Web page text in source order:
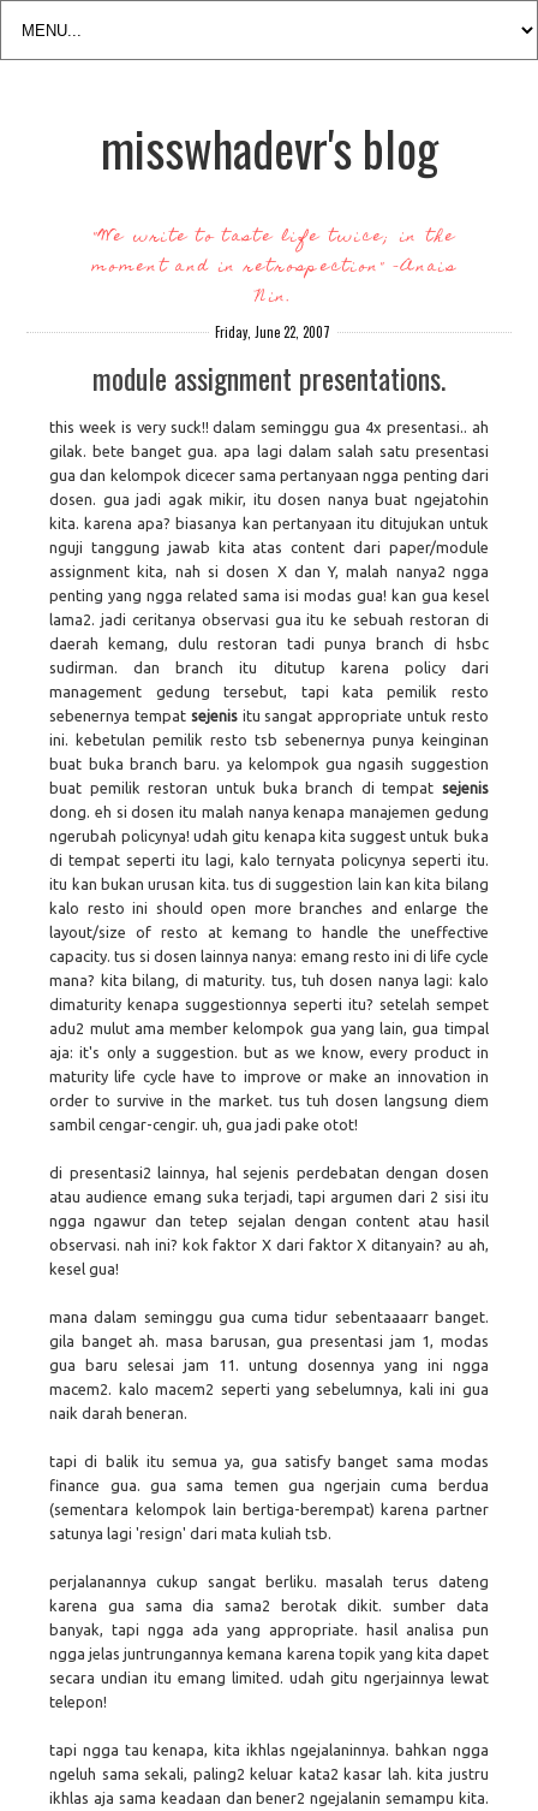
misswhadevr's blog
"We write to taste life twice; in the
moment and in retrospection" -Anais
Nin.
Friday, June 22, 2007
module assignment presentations.
this week is very suck!! dalam seminggu gua 4x presentasi.. ah
gilak. bete banget gua. apa lagi dalam salah satu presentasi
gua dan kelompok dicecer sama pertanyaan ngga penting dari
dosen. gua jadi agak mikir, itu dosen nanya buat ngejatohin
kita. karena apa? biasanya kan pertanyaan itu ditujukan untuk
nguji tanggung jawab kita atas content dari paper/module
assignment kita, nah si dosen X dan Y, malah nanya2 ngga
penting yang ngga related sama isi modas gua! kan gua kesel
lama2. jadi ceritanya observasi gua itu ke sebuah restoran di
daerah kemang, dulu restoran tadi punya branch di hsbc
sudirman. dan branch itu ditutup karena policy dari
management gedung tersebut, tapi kata pemilik resto
sebenernya tempat sejenisitu sangat appropriate untuk resto
ini. kebetulan pemilik resto tsb sebenernya punya keinginan
buat buka branch baru. ya kelompok gua ngasih suggestion
buat pemilik restoran untuk buka branch di tempat sejenis
dong. eh si dosen itu malah nanya kenapa manajemen gedung
ngerubah policynya! udah gitu kenapa kita suggest untuk buka
di tempat seperti itu lagi, kalo ternyata policynya seperti itu.
itu kan bukan urusan kita. tus di suggestion lain kan kita bilang
kalo resto ini should open more branches and enlarge the
layout/size of resto at kemang to handle the uneffective
capacity. tus si dosen lainnya nanya: emang resto ini di life cycle
mana? kita bilang, di maturity. tus, tuh dosen nanya lagi: kalo
dimaturity kenapa suggestionnya seperti itu? setelah sempet
adu2 mulut ama member kelompok gua yang lain, gua timpal
aja: it's only a suggestion. but as we know, every product in
maturity life cycle have to improve or make an innovation in
order to survive in the market. tus tuh dosen langsung diem
sambil cengar-cengir. uh, gua jadi pake otot!
di presentasi2 lainnya, hal sejenis perdebatan dengan dosen
atau audience emang suka terjadi, tapi argumen dari 2 sisi itu
ngga ngawur dan tetep sejalan dengan content atau hasil
observasi. nah ini? kok faktor X dari faktor X ditanyain? au ah,
kesel gua!
mana dalam seminggu gua cuma tidur sebentaaaarr banget.
gila banget ah. masa barusan, gua presentasi jam 1, modas
gua baru selesai jam 11. untung dosennya yang ini ngga
macem2. kalo macem2 seperti yang sebelumnya, kali ini gua
naik darah beneran.
tapi di balik itu semua ya, gua satisfy banget sama modas
finance gua. gua sama temen gua ngerjain cuma berdua
(sementara kelompok lain bertiga-berempat) karena partner
satunya lagi 'resign' dari mata kuliah tsb.
perjalanannya cukup sangat berliku. masalah terus dateng
karena gua sama dia sama2 berotak dikit. sumber data
banyak, tapi ngga ada yang appropriate. hasil analisa pun
ngga jelas juntrungannya kemana karena topik yang kita dapet
secara undian itu emang limited. udah gitu ngerjainnya lewat
telepon!
tapi ngga tau kenapa, kita ikhlas ngejalaninnya. bahkan ngga
ngeluh sama sekali, paling2 keluar kata2 kasar lah. kita justru
ikhlas aja sama keadaan dan bener2 ngejalanin semampu kita.